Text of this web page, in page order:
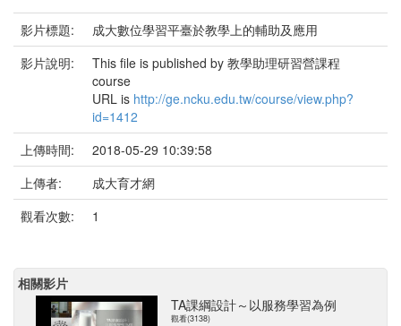
影片標題:
成大數位學習平臺於教學上的輔助及應用
影片說明:
This file is published by 教學助理研習營課程
course
URL is http://ge.ncku.edu.tw/course/view.php?
id=1412
上傳時間:
2018-05-29 10:39:58
上傳者:
成大育才網
觀看次數:
1
相關影片
TA課綱設計～以服務學習為例
觀看(3138)